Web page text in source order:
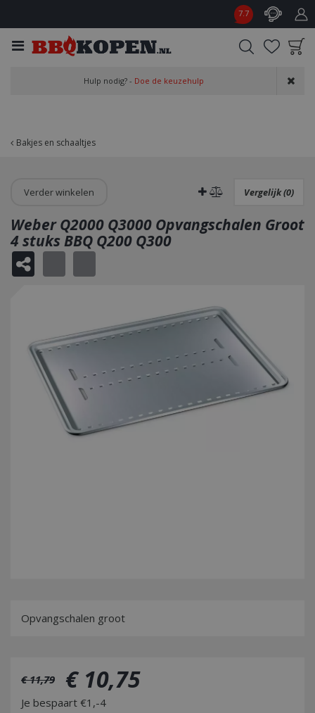
Bakjes en schaaltjes
7.7
aan wensenlijst
Hulp nodig? - Doe de keuzehulp
Verder winkelen Vergelijk (0)
Weber Q2000 Q3000 Opvangschalen Groot
4 stuks BBQ Q200 Q300
Opvangschalen groot
€ 11,79 € 10,75
Je bespaart €1,-4